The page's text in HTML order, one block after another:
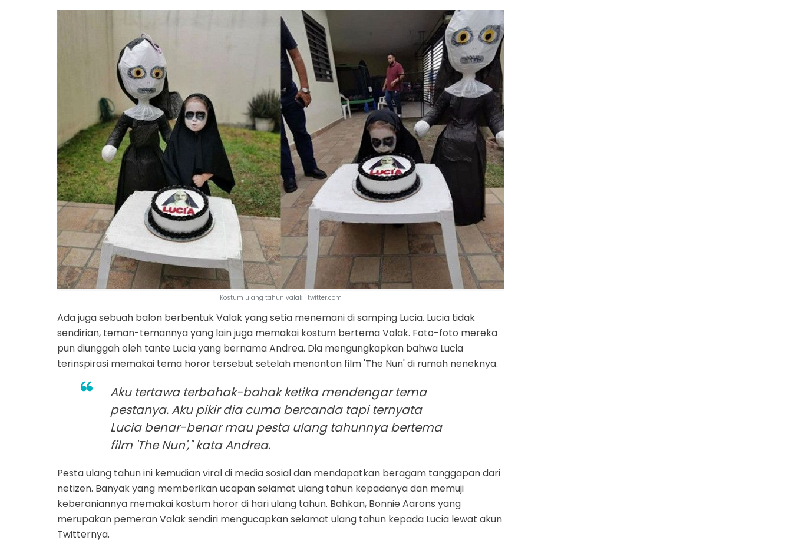
Kostum ulang tahun valak | twitter.com
Ada juga sebuah balon berbentuk Valak yang setia menemani di samping Lucia. Lucia tidak
sendirian, teman-temannya yang lain juga memakai kostum bertema Valak. Foto-foto mereka
pun diunggah oleh tante Lucia yang bernama Andrea. Dia mengungkapkan bahwa Lucia
terinspirasi memakai tema horor tersebut setelah menonton film 'The Nun' di rumah neneknya.
Aku tertawa terbahak-bahak ketika mendengar tema
pestanya. Aku pikir dia cuma bercanda tapi ternyata
Lucia benar-benar mau pesta ulang tahunnya bertema
film 'The Nun'," kata Andrea.
Pesta ulang tahun ini kemudian viral di media sosial dan mendapatkan beragam tanggapan dari
netizen. Banyak yang memberikan ucapan selamat ulang tahun kepadanya dan memuji
keberaniannya memakai kostum horor di hari ulang tahun. Bahkan, Bonnie Aarons yang
merupakan pemeran Valak sendiri mengucapkan selamat ulang tahun kepada Lucia lewat akun
Twitternya.